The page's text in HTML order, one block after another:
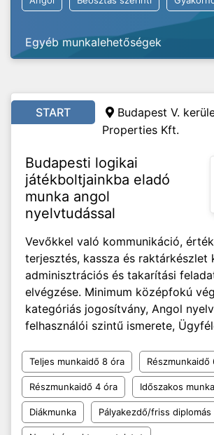
Egyéb munkalehetőségek
START
Budapest V.
Properties Kft.
Budapesti logikai
játékboltjainkba eladó
munka angol
nyelvtudással
Vevőkkel való kommunikáció,
terjesztés, kassza és raktárkészlet
adminisztrációs és takarítási
elvégzése. Minimum középfokú
kategóriás jogosítvány, Angol
felhasználói szintű ismerete,
Teljes munkaidő 8 óra Részmunkaidő
Részmunkaidő 4 óra Időszakos munka
Diákmunka Pályakezdő/friss diplomás